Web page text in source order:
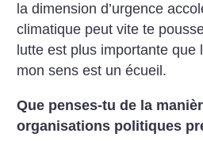
la dimension d’urgence
climatique peut vite te
lutte est plus importante que
mon sens est un écueil.
Que penses-tu de la
organisations politiques